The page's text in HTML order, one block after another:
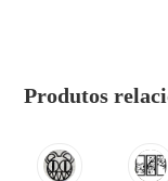
Produtos